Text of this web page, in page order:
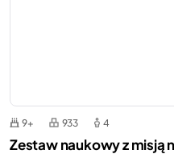
9+ 933 4
Zestaw naukowy z misją